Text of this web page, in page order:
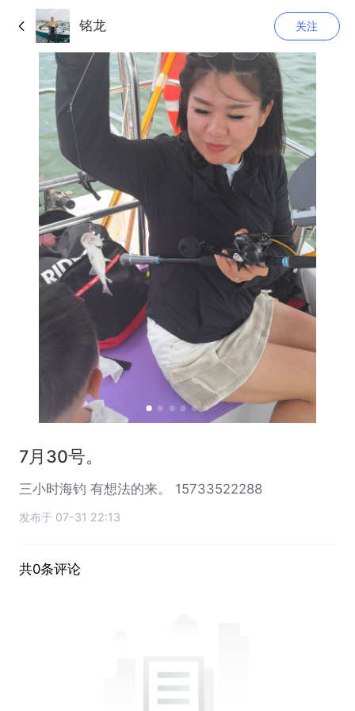
铭龙 关注
7月30号。
三小时海钓 有想法的来。 15733522288
发布于 07-31 22:13
共0条评论